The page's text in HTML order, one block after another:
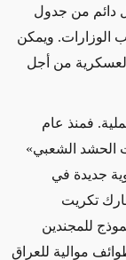
دائم من جدول
الوزارات. ويمكن
العسكرية من أجل
فمنذ عام
الحشد الشعبي»
جديدة في
تكريت
للمجندين
موالية للعراق